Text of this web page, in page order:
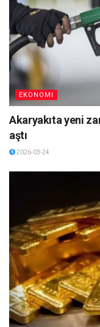
EKONOMI
Akaryakıta yeni
aştı
2026-03-24